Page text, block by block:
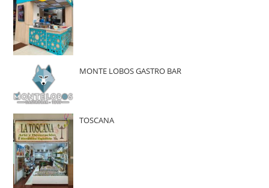
MONTE LOBOS GASTRO BAR
TOSCANA